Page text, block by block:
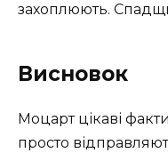
захоплюють.
Висновок
Моцарт цікаві
просто